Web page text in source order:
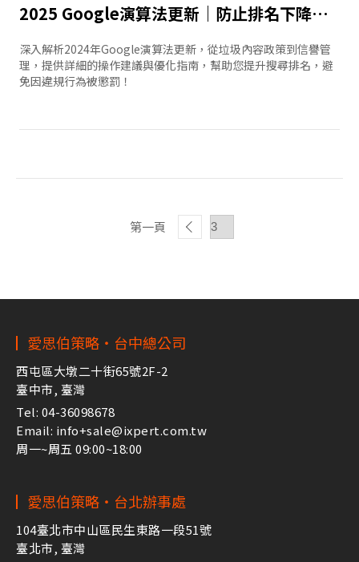
2025 Google演算法更新｜防止排名下降的最佳攻略
深入解析2024年Google演算法更新，從垃圾內容政策到信譽管
理，提供詳細的操作建議與優化指南，幫助您提升搜尋排名，避
免因違規行為被懲罰！
第一頁
愛思伯策略・台中總公司
西屯區大墩二十街65號2F-2
臺中市, 臺灣
Tel: 04-36098678
Email: info+sale@ixpert.com.tw
周一~周五 09:00~18:00
愛思伯策略・台北辦事處
104臺北市中山區民生東路一段51號
臺北市, 臺灣